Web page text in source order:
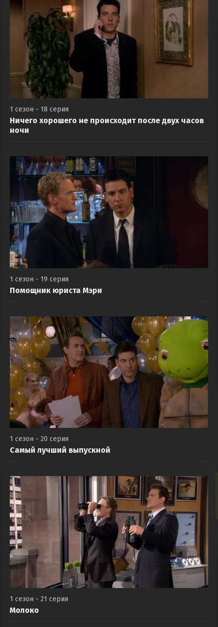
1 сезон - 18 серия
Ничего хорошего не происходит после двух часов
ночи
1 сезон - 19 серия
Помощник юриста Мэри
1 сезон - 20 серия
Самый лучший выпускной
1 сезон - 21 серия
Молоко